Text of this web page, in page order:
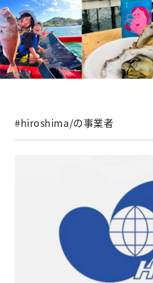
Tour by duration
Travel arrangements
Contact us
#hiroshima/の事業者